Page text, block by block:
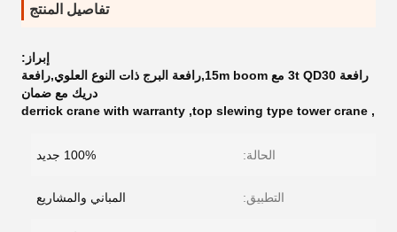
تفاصيل المنتج
إبراز:
رافعة 3t QD30 مع 15m boom,رافعة البرج ذات النوع العلوي,رافعة
دريك مع ضمان
,
top slewing type tower crane
,
derrick crane with warranty
الحالة: 100% جديد
التطبيق: المباني والمشاريع